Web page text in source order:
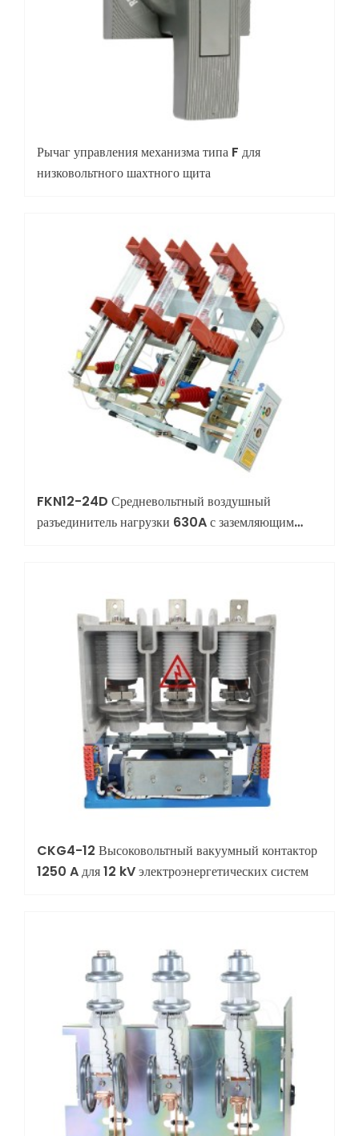
Рычаг управления механизма типа F для
низковольтного шахтного щита
FKN12-24D Средневольтный воздушный
разъединитель нагрузки 630A с заземляющим
CKG4-12 Высоковольтный вакуумный контактор
1250 A для 12 kV электроэнергетических систем